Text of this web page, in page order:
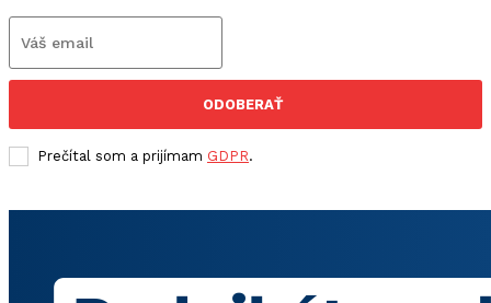
ODOBERAŤ
Prečítal som a prijímam GDPR.